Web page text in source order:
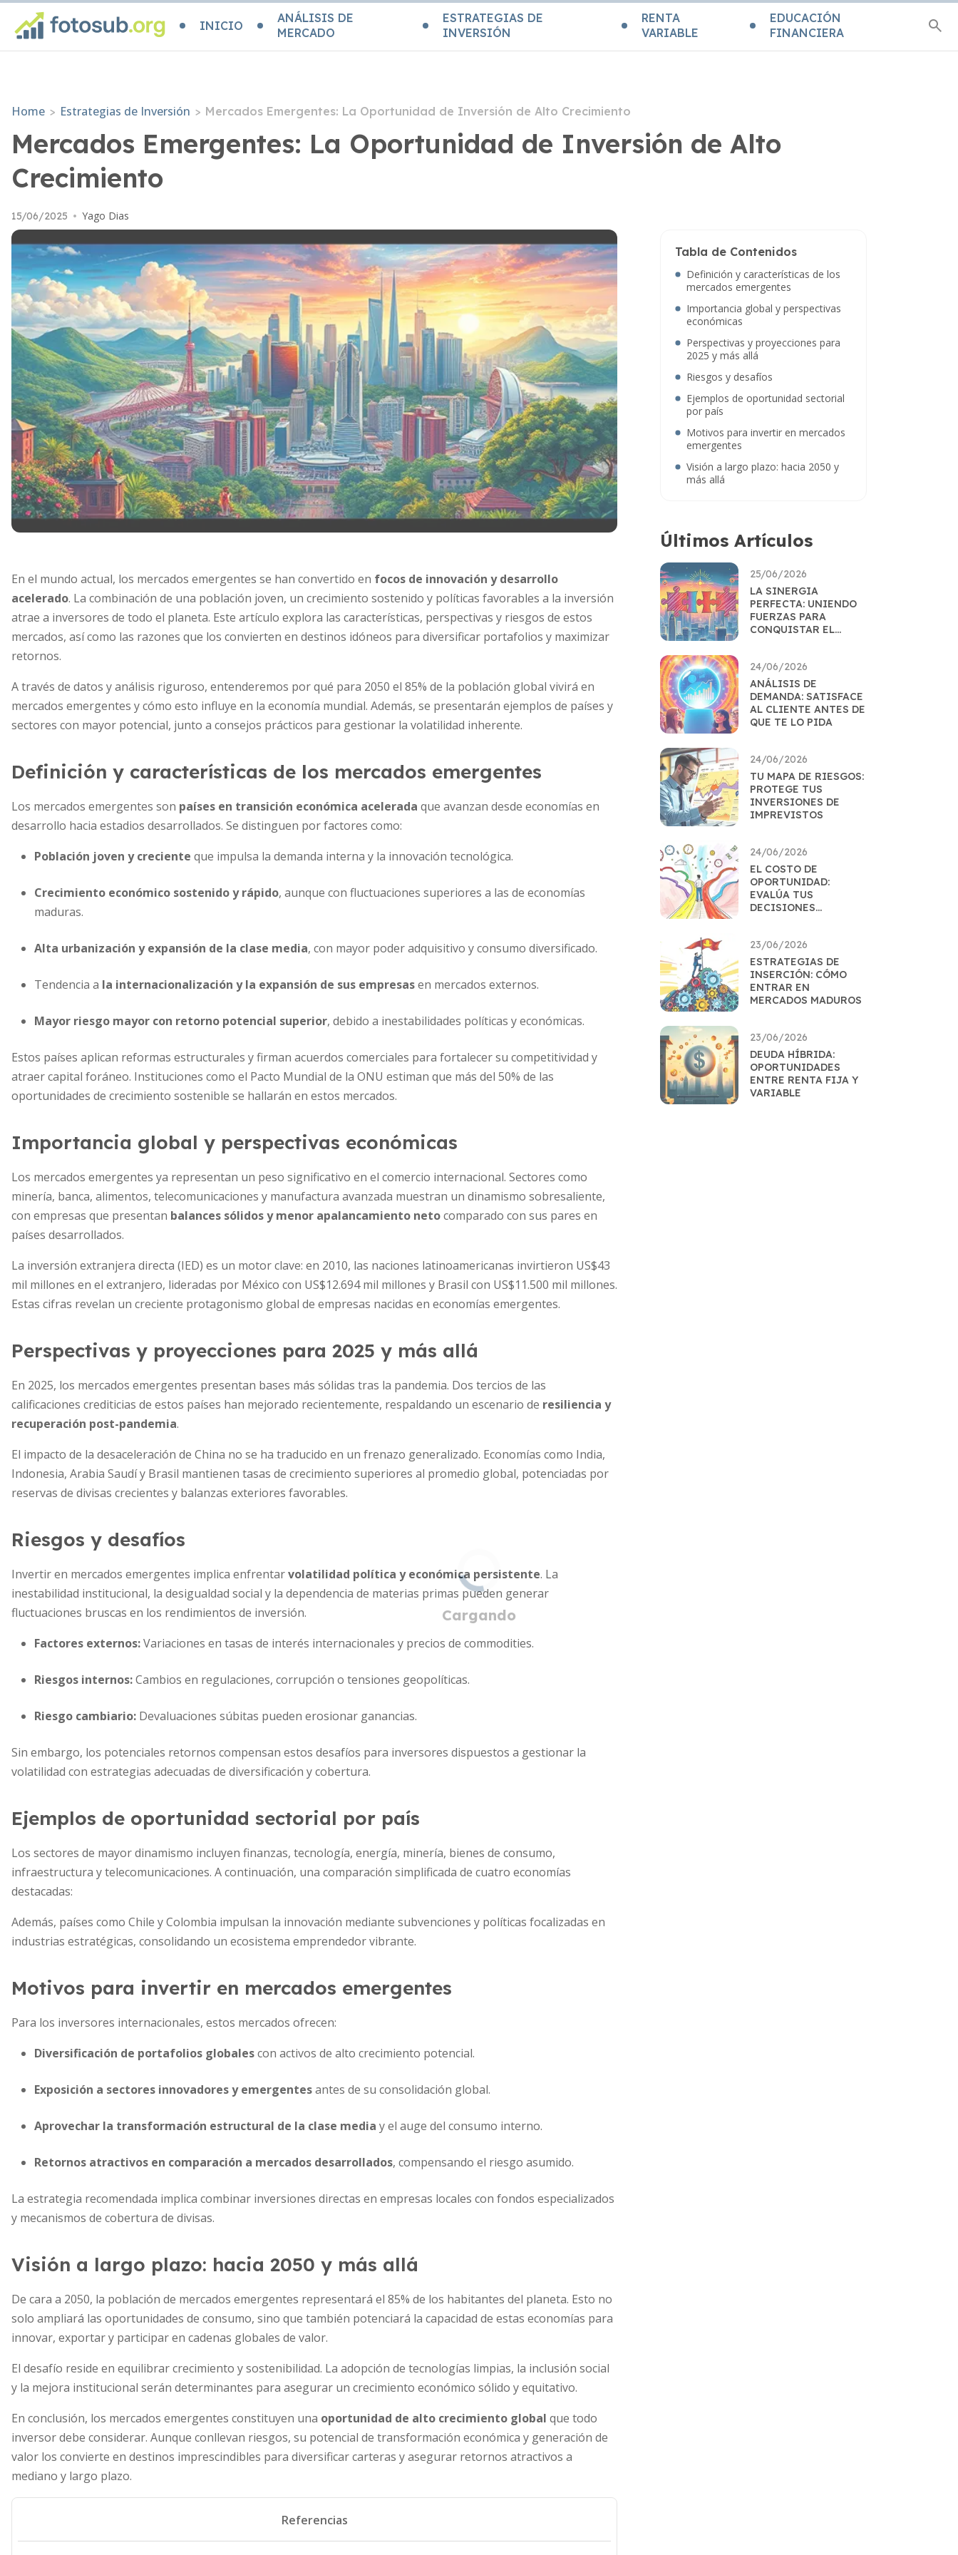
INICIO
ANÁLISIS DE
MERCADO
ESTRATEGIAS DE
INVERSIÓN
RENTA
VARIABLE
EDUCACIÓN
FINANCIERA
Home > Estrategias de Inversión > Mercados Emergentes: La Oportunidad de Inversión de Alto Crecimiento
Mercados Emergentes: La Oportunidad de Inversión de Alto
Crecimiento
15/06/2025 • Yago Dias
En el mundo actual, los mercados emergentes se han convertido en focos de innovación y desarrollo
acelerado. La combinación de una población joven, un crecimiento sostenido y políticas favorables a la inversión
atrae a inversores de todo el planeta. Este artículo explora las características, perspectivas y riesgos de estos
mercados, así como las razones que los convierten en destinos idóneos para diversificar portafolios y maximizar
retornos.
A través de datos y análisis riguroso, entenderemos por qué para 2050 el 85% de la población global vivirá en
mercados emergentes y cómo esto influye en la economía mundial. Además, se presentarán ejemplos de países y
sectores con mayor potencial, junto a consejos prácticos para gestionar la volatilidad inherente.
Definición y características de los mercados emergentes
Los mercados emergentes son países en transición económica acelerada que avanzan desde economías en
desarrollo hacia estadios desarrollados. Se distinguen por factores como:
Población joven y creciente que impulsa la demanda interna y la innovación tecnológica.
Crecimiento económico sostenido y rápido, aunque con fluctuaciones superiores a las de economías
maduras.
Alta urbanización y expansión de la clase media, con mayor poder adquisitivo y consumo diversificado.
Tendencia a la internacionalización y la expansión de sus empresasen mercados externos.
Mayor riesgo mayor con retorno potencial superior, debido a inestabilidades políticas y económicas.
Estos países aplican reformas estructurales y firman acuerdos comerciales para fortalecer su competitividad y
atraer capital foráneo. Instituciones como el Pacto Mundial de la ONU estiman que más del 50% de las
oportunidades de crecimiento sostenible se hallarán en estos mercados.
Importancia global y perspectivas económicas
Los mercados emergentes ya representan un peso significativo en el comercio internacional. Sectores como
minería, banca, alimentos, telecomunicaciones y manufactura avanzada muestran un dinamismo sobresaliente,
con empresas que presentan balances sólidos y menor apalancamiento netocomparado con sus pares en
países desarrollados.
La inversión extranjera directa (IED) es un motor clave: en 2010, las naciones latinoamericanas invirtieron US$43
mil millones en el extranjero, lideradas por México con US$12.694 mil millones y Brasil con US$11.500 mil millones.
Estas cifras revelan un creciente protagonismo global de empresas nacidas en economías emergentes.
Perspectivas y proyecciones para 2025 y más allá
En 2025, los mercados emergentes presentan bases más sólidas tras la pandemia. Dos tercios de las
calificaciones crediticias de estos países han mejorado recientemente, respaldando un escenario de resiliencia y
recuperación post-pandemia.
El impacto de la desaceleración de China no se ha traducido en un frenazo generalizado. Economías como India,
Indonesia, Arabia Saudí y Brasil mantienen tasas de crecimiento superiores al promedio global, potenciadas por
reservas de divisas crecientes y balanzas exteriores favorables.
Riesgos y desafíos
Invertir en mercados emergentes implica enfrentarvolatilidad política y económica persistente. La
inestabilidad institucional, la desigualdad social y la dependencia de materias primas pueden generar
fluctuaciones bruscas en los rendimientos de inversión.
Factores externos:Variaciones en tasas de interés internacionales y precios de commodities.
Riesgos internos:Cambios en regulaciones, corrupción o tensiones geopolíticas.
Riesgo cambiario: Devaluaciones súbitas pueden erosionar ganancias.
Sin embargo, los potenciales retornos compensan estos desafíos para inversores dispuestos a gestionar la
volatilidad con estrategias adecuadas de diversificación y cobertura.
Ejemplos de oportunidad sectorial por país
Los sectores de mayor dinamismo incluyen finanzas, tecnología, energía, minería, bienes de consumo,
infraestructura y telecomunicaciones. A continuación, una comparación simplificada de cuatro economías
destacadas:
Además, países como Chile y Colombia impulsan la innovación mediante subvenciones y políticas focalizadas en
industrias estratégicas, consolidando un ecosistema emprendedor vibrante.
Motivos para invertir en mercados emergentes
Para los inversores internacionales, estos mercados ofrecen:
Diversificación de portafolios globalescon activos de alto crecimiento potencial.
Exposición a sectores innovadores y emergentesantes de su consolidación global.
Aprovechar la transformación estructural de la clase media y el auge del consumo interno.
Retornos atractivos en comparación a mercados desarrollados, compensando el riesgo asumido.
La estrategia recomendada implica combinar inversiones directas en empresas locales con fondos especializados
y mecanismos de cobertura de divisas.
Visión a largo plazo: hacia 2050 y más allá
De cara a 2050, la población de mercados emergentes representará el 85% de los habitantes del planeta. Esto no
solo ampliará las oportunidades de consumo, sino que también potenciará la capacidad de estas economías para
innovar, exportar y participar en cadenas globales de valor.
El desafío reside en equilibrar crecimiento y sostenibilidad. La adopción de tecnologías limpias, la inclusión social
y la mejora institucional serán determinantes para asegurar un crecimiento económico sólido y equitativo.
En conclusión, los mercados emergentes constituyen una oportunidad de alto crecimiento global que todo
inversor debe considerar. Aunque conllevan riesgos, su potencial de transformación económica y generación de
valor los convierte en destinos imprescindibles para diversificar carteras y asegurar retornos atractivos a
mediano y largo plazo.
Referencias
Tabla de Contenidos
Definición y características de los
mercados emergentes
Importancia global y perspectivas
económicas
Perspectivas y proyecciones para
2025 y más allá
Riesgos y desafíos
Ejemplos de oportunidad sectorial
por país
Motivos para invertir en mercados
emergentes
Visión a largo plazo: hacia 2050 y
más allá
Últimos Artículos
25/06/2026
LA SINERGIA
PERFECTA: UNIENDO
FUERZAS PARA
CONQUISTAR EL
24/06/2026
ANÁLISIS DE
DEMANDA: SATISFACE
AL CLIENTE ANTES DE
QUE TE LO PIDA
24/06/2026
TU MAPA DE RIESGOS:
PROTEGE TUS
INVERSIONES DE
IMPREVISTOS
24/06/2026
EL COSTO DE
OPORTUNIDAD:
EVALÚA TUS
DECISIONES
23/06/2026
ESTRATEGIAS DE
INSERCIÓN: CÓMO
ENTRAR EN
MERCADOS MADUROS
23/06/2026
DEUDA HÍBRIDA:
OPORTUNIDADES
ENTRE RENTA FIJA Y
VARIABLE